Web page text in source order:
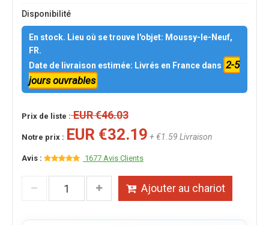
Disponibilité
En stock. Lieu où se trouve l'objet: Moussy-le-Neuf,
FR.
Date de livraison estimée: Livrés en France dans 2-5
jours ouvrables
Prix de liste :EUR €46.03
Notre prix : EUR €32.19 + €1.59 Livraison
Avis : 1677 Avis Clients
Ajouter au chariot